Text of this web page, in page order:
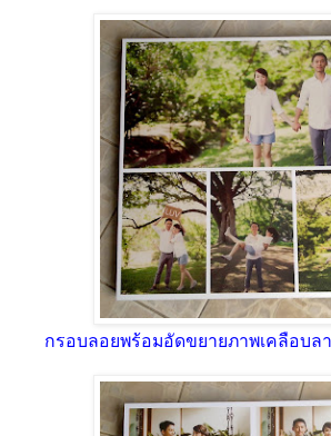
กรอบลอยพร้อมอัดขยายภาพเคลือบล